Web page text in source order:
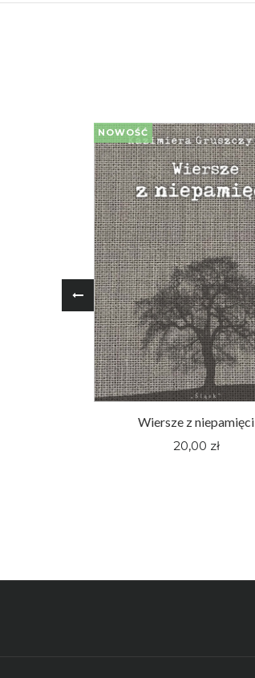
NOWOŚĆ
Wiersze z niepamięci
20,00 zł